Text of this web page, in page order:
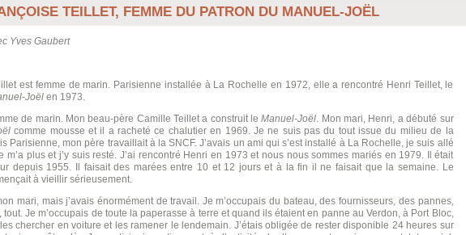
TEILLET, FEMME DU PATRON DU MANUEL-JOËL
Yves Gaubert
est femme de marin. Parisienne installée à La Rochelle en 1972, elle a rencontré Henri Teillet, le
Joëlen 1973.
de marin. Mon beau-père Camille Teillet a construit leManuel-Joël. Mon mari, Henri, a débuté sur
comme mousse et il a racheté ce chalutier en 1969. Je ne suis pas du tout issue du milieu de la
Parisienne, mon père travaillait à la SNCF. J’avais un ami qui s’est installé à La Rochelle, je suis allé
m’a plus et j’y suis resté. J’ai rencontré Henri en 1973 et nous nous sommes mariés en 1979. Il était
depuis 1955. Il faisait des marées entre 10 et 12 jours et à la fin il ne faisait que la semaine. Le
à vieillir sérieusement.
mari, mais j’avais énormément de travail. Je m’occupais du bateau, des fournisseurs, des pannes,
tout. Je m’occupais de toute la paperasse à terre et quand ils étaient en panne au Verdon, à Port Bloc,
chercher en voiture et les ramener le lendemain. J’étais obligée de rester disponible 24 heures sur